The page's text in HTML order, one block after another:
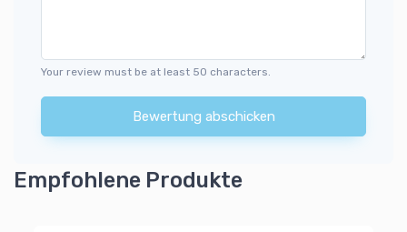
Your review must be at least 50 characters.
Bewertung abschicken
Empfohlene Produkte